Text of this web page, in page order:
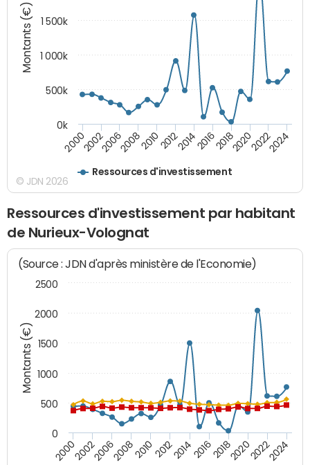
Montants (€)
Ressources d'investissement
200020022006200820102012201420162018202020222024
0k
500k
1 000k
1 500k
© JDN 2026
Ressources d'investissement par habitant
de Nurieux-Volognat
Montants (€)
(Source : JDN d'après ministère de l'Economie)
200020022006200820102012201420162018202020222024
0
500
1000
1500
2000
2500